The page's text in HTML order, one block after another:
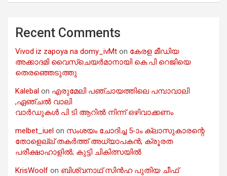
Recent Comments
Vivod iz zapoya na domy_ivMt on കേരള മീഡിയ
അക്കാദമി വൈസ്ചെയർമാനായി കെ.പി റെജിയെ
തെരഞ്ഞെടുത്തു
Kalebal on എരുമേലി പഞ്ചായത്തിലെ പമ്പാവാലി
,ഏഞ്ചൽ വാലി
വാർഡുകൾ പി ടി ആറിൽ നിന്ന് ഒഴിവാക്കണം
melbet_iuel on സംശയം ചോദിച്ച 5-ാം ക്ലാസുകാരന്റെ
തോളെല്ല് തകർത്ത് അധ്യാപകൻ; ക്രൂരത
പരീക്ഷാഹാളിൽ; കുട്ടി ചികിത്സയിൽ
KrisWoolf on ബിശ്വനാഥ് സിൻഹ പുതിയ ചീഫ്